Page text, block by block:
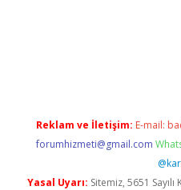
Reklam ve İletişim: E-mail:
forumhizmeti@gmail.com
Yasal Uyarı: Sitemiz, 5651